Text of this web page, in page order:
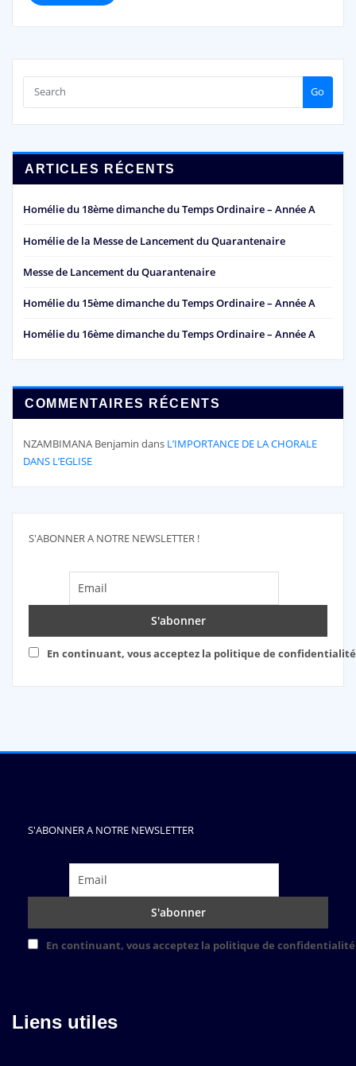
Go
ARTICLES RÉCENTS
Homélie du 18ème dimanche du Temps Ordinaire – Année A
Homélie de la Messe de Lancement du Quarantenaire
Messe de Lancement du Quarantenaire
Homélie du 15ème dimanche du Temps Ordinaire – Année A
Homélie du 16ème dimanche du Temps Ordinaire – Année A
COMMENTAIRES RÉCENTS
NZAMBIMANA Benjamin dans L’IMPORTANCE DE LA CHORALE
DANS L’EGLISE
S'ABONNER A NOTRE NEWSLETTER !
En continuant, vous acceptez la politique de confidentialité
S'ABONNER A NOTRE NEWSLETTER
En continuant, vous acceptez la politique de confidentialité
Liens utiles